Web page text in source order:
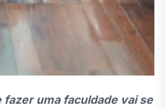
fazer uma faculdade vai se